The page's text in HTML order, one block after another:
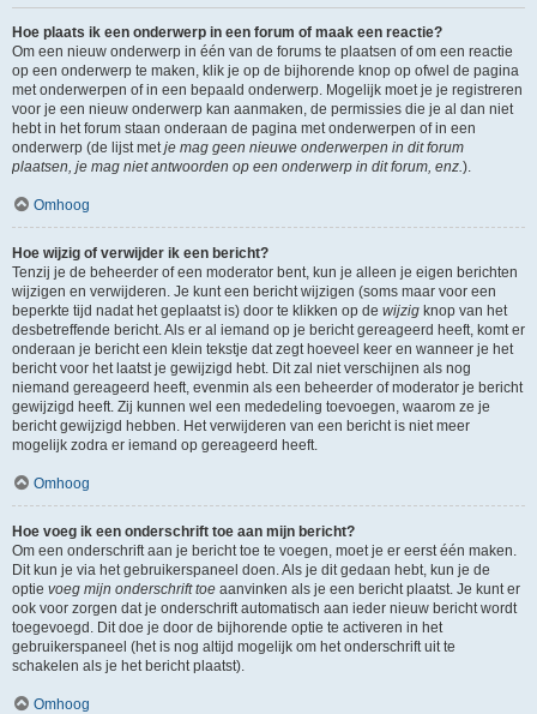
Hoe plaats ik een onderwerp in een forum of maak een reactie?
Om een nieuw onderwerp in één van de forums te plaatsen of om een reactie
op een onderwerp te maken, klik je op de bijhorende knop op ofwel de pagina
met onderwerpen of in een bepaald onderwerp. Mogelijk moet je je registreren
voor je een nieuw onderwerp kan aanmaken, de permissies die je al dan niet
hebt in het forum staan onderaan de pagina met onderwerpen of in een
onderwerp (de lijst metje mag geen nieuwe onderwerpen in dit forum
plaatsen, je mag niet antwoorden op een onderwerp in dit forum, enz.).
Omhoog
Hoe wijzig of verwijder ik een bericht?
Tenzij je de beheerder of een moderator bent, kun je alleen je eigen berichten
wijzigen en verwijderen. Je kunt een bericht wijzigen (soms maar voor een
beperkte tijd nadat het geplaatst is) door te klikken op de wijzig knop van het
desbetreffende bericht. Als er al iemand op je bericht gereageerd heeft, komt er
onderaan je bericht een klein tekstje dat zegt hoeveel keer en wanneer je het
bericht voor het laatst je gewijzigd hebt. Dit zal niet verschijnen als nog
niemand gereageerd heeft, evenmin als een beheerder of moderator je bericht
gewijzigd heeft. Zij kunnen wel een mededeling toevoegen, waarom ze je
bericht gewijzigd hebben. Het verwijderen van een bericht is niet meer
mogelijk zodra er iemand op gereageerd heeft.
Omhoog
Hoe voeg ik een onderschrift toe aan mijn bericht?
Om een onderschrift aan je bericht toe te voegen, moet je er eerst één maken.
Dit kun je via het gebruikerspaneel doen. Als je dit gedaan hebt, kun je de
optie voeg mijn onderschrift toe aanvinken als je een bericht plaatst. Je kunt er
ook voor zorgen dat je onderschrift automatisch aan ieder nieuw bericht wordt
toegevoegd. Dit doe je door de bijhorende optie te activeren in het
gebruikerspaneel (het is nog altijd mogelijk om het onderschrift uit te
schakelen als je het bericht plaatst).
Omhoog